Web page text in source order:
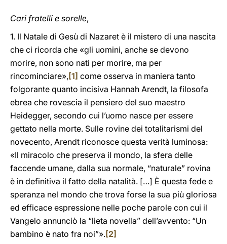
Cari fratelli e sorelle,
1. Il Natale di Gesù di Nazaret è il mistero di una nascita
che ci ricorda che «gli uomini, anche se devono
morire, non sono nati per morire, ma per
rincominciare», [1] come osserva in maniera tanto
folgorante quanto incisiva Hannah Arendt, la filosofa
ebrea che rovescia il pensiero del suo maestro
Heidegger, secondo cui l’uomo nasce per essere
gettato nella morte. Sulle rovine dei totalitarismi del
novecento, Arendt riconosce questa verità luminosa:
«Il miracolo che preserva il mondo, la sfera delle
faccende umane, dalla sua normale, “naturale” rovina
è in definitiva il fatto della natalità. […] È questa fede e
speranza nel mondo che trova forse la sua più gloriosa
ed efficace espressione nelle poche parole con cui il
Vangelo annunciò la “lieta novella” dell’avvento: “Un
bambino è nato fra noi”».[2]